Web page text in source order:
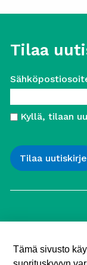
Tilaa
Kyllä, tilaan
00100 Helsinki
Tämä sivusto